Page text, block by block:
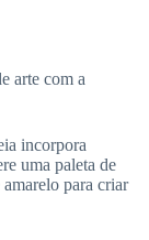
arte com a
incorpora
uma paleta de
para criar